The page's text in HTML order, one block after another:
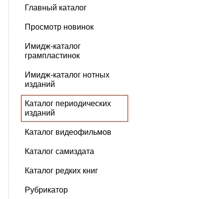
Главный каталог
Просмотр новинок
Имидж-каталог
грампластинок
Имидж-каталог нотных
изданий
Каталог периодических
изданий
Каталог видеофильмов
Каталог самиздата
Каталог редких книг
Рубрикатор